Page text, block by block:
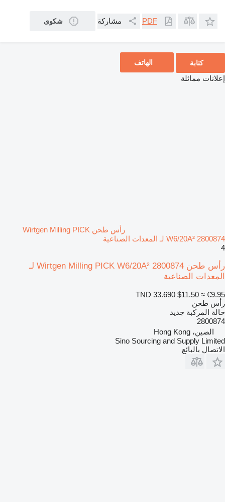
PDF مشاركة شكوى
كتابة الهاتف
إعلانات مماثلة
رأس طحن Wirtgen Milling PICK
W6/20A² 2800874 لـ المعدات الصناعية
4
رأس طحن Wirtgen Milling PICK W6/20A² 2800874 لـ
المعدات الصناعية
TND 33.690 $11.50 ≈ €9.95
رأس طحن
حالة المركبة جديد
2800874
الصين، Hong Kong
Sino Sourcing and Supply Limited
الاتصال بالبائع